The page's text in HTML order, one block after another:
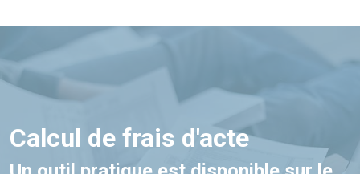
Calcul de frais d'acte